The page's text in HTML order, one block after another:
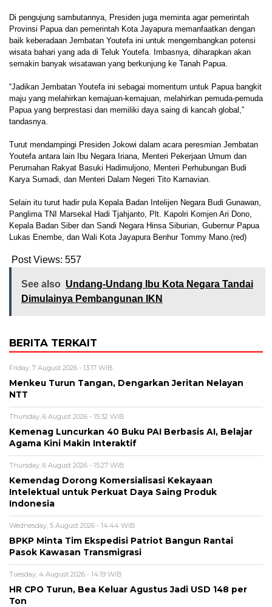
Di pengujung sambutannya, Presiden juga meminta agar pemerintah
Provinsi Papua dan pemerintah Kota Jayapura memanfaatkan dengan
baik keberadaan Jembatan Youtefa ini untuk mengembangkan potensi
wisata bahari yang ada di Teluk Youtefa. Imbasnya, diharapkan akan
semakin banyak wisatawan yang berkunjung ke Tanah Papua.
“Jadikan Jembatan Youtefa ini sebagai momentum untuk Papua bangkit
maju yang melahirkan kemajuan-kemajuan, melahirkan pemuda-pemuda
Papua yang berprestasi dan memiliki daya saing di kancah global,”
tandasnya.
Turut mendampingi Presiden Jokowi dalam acara peresmian Jembatan
Youtefa antara lain Ibu Negara Iriana, Menteri Pekerjaan Umum dan
Perumahan Rakyat Basuki Hadimuljono, Menteri Perhubungan Budi
Karya Sumadi, dan Menteri Dalam Negeri Tito Karnavian.
Selain itu turut hadir pula Kepala Badan Intelijen Negara Budi Gunawan,
Panglima TNI Marsekal Hadi Tjahjanto, Plt. Kapolri Komjen Ari Dono,
Kepala Badan Siber dan Sandi Negara Hinsa Siburian, Gubernur Papua
Lukas Enembe, dan Wali Kota Jayapura Benhur Tommy Mano.(red)
Post Views: 557
See also Undang-Undang Ibu Kota Negara Tandai
Dimulainya Pembangunan IKN
BERITA TERKAIT
Friday, 7 August 2026 - 13:17 WIB
Menkeu Turun Tangan, Dengarkan Jeritan Nelayan
NTT
Thursday, 6 August 2026 - 15:32 WIB
Kemenag Luncurkan 40 Buku PAI Berbasis AI, Belajar
Agama Kini Makin Interaktif
Thursday, 6 August 2026 - 15:27 WIB
Kemendag Dorong Komersialisasi Kekayaan
Intelektual untuk Perkuat Daya Saing Produk
Indonesia
Wednesday, 5 August 2026 - 14:44 WIB
BPKP Minta Tim Ekspedisi Patriot Bangun Rantai
Pasok Kawasan Transmigrasi
Tuesday, 4 August 2026 - 14:19 WIB
HR CPO Turun, Bea Keluar Agustus Jadi USD 148 per
Ton